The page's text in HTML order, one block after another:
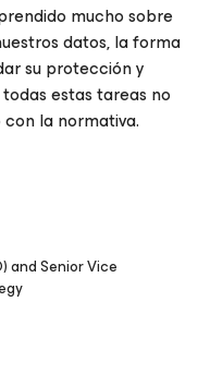
mucho sobre
datos, la forma
su protección y
estas tareas no
la normativa.
and Senior Vice